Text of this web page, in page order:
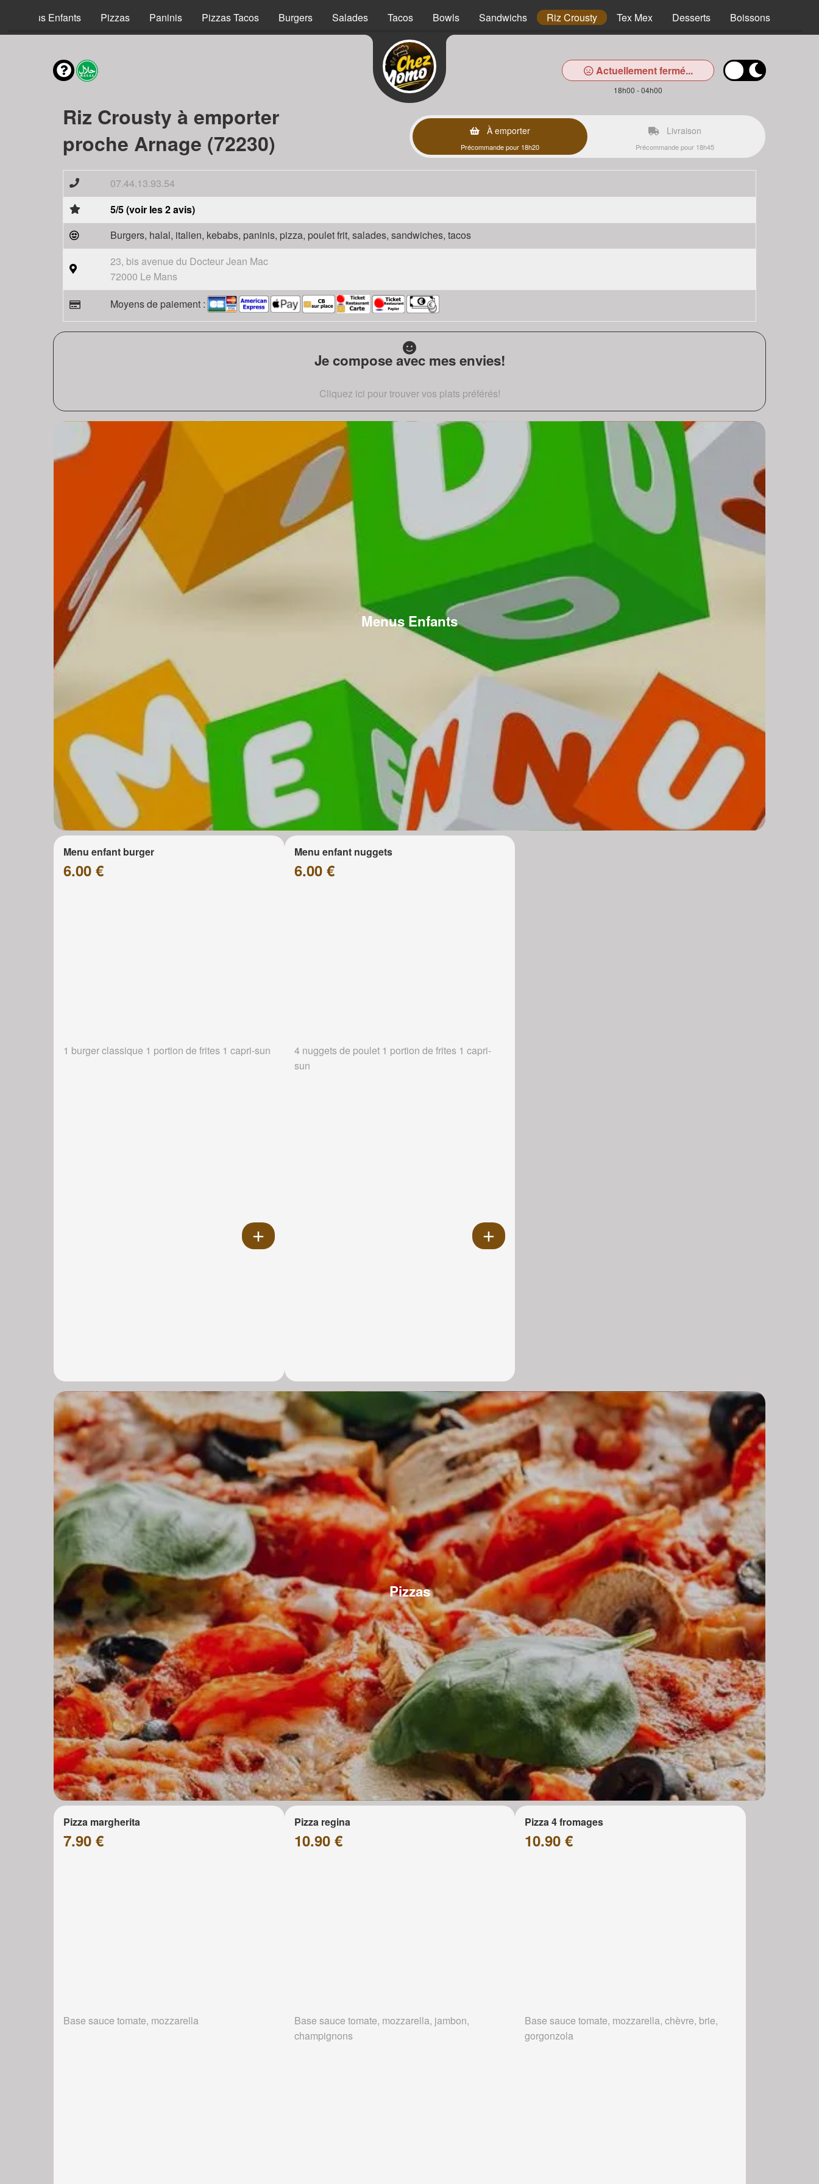
Menus Enfants Pizzas Paninis Pizzas Tacos Burgers Salades Tacos Bowls Sandwichs Riz Crousty Tex Mex Desserts Boissons
Actuellement fermé...
18h00 - 04h00
Riz Crousty à emporter
proche Arnage (72230)
À emporter
Précommande pour 18h20
Livraison
Précommande pour 18h45
07.44.13.93.54
5/5 (voir les 2 avis)
Burgers, halal, italien, kebabs, paninis, pizza, poulet frit, salades, sandwiches, tacos
23, bis avenue du Docteur Jean Mac
72000 Le Mans
Moyens de paiement :
Je compose avec mes envies!
Cliquez ici pour trouver vos plats préférés!
Menus Enfants
Menu enfant burger
6.00 €
1 burger classique 1 portion de frites 1 capri-sun
Menu enfant nuggets
6.00 €
4 nuggets de poulet 1 portion de frites 1 capri-
sun
Pizzas
Pizza margherita
7.90 €
Base sauce tomate, mozzarella
Pizza regina
10.90 €
Base sauce tomate, mozzarella, jambon,
champignons
Pizza 4 fromages
10.90 €
Base sauce tomate, mozzarella, chèvre, brie,
gorgonzola